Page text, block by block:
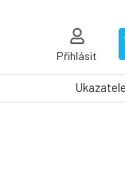
Přihlásit